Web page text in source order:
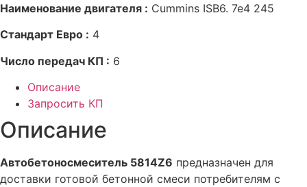
Наименование двигателя : Cummins ISB6. 7e4 245
Стандарт Евро : 4
Число передач КП : 6
Описание
Запросить КП
Описание
Автобетоносмеситель 5814Z6 предназначен для
доставки готовой бетонной смеси потребителям с